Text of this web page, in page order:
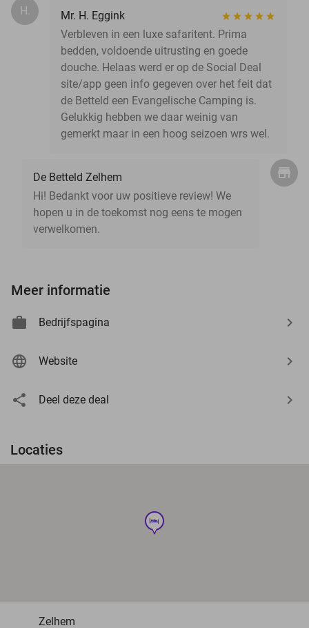
H.
Mr. H. Eggink
Verbleven in een luxe safaritent. Prima
bedden, voldoende uitrusting en goede
douche. Helaas werd er op de Social Deal
site/app geen info gegeven over het feit dat
de Betteld een Evangelische Camping is.
Gelukkig hebben we daar weinig van
gemerkt maar in een hoog seizoen wrs wel.
De Betteld Zelhem
Hi! Bedankt voor uw positieve review! We
hopen u in de toekomst nog eens te mogen
verwelkomen.
Meer informatie
Bedrijfspagina
Website
Deel deze deal
Locaties
hotel
Zelhem